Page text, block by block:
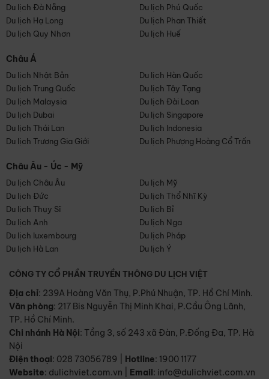
Du lịch Đà Nẵng
Du lịch Phú Quốc
Du lịch Hạ Long
Du lịch Phan Thiết
Du lịch Quy Nhơn
Du lịch Huế
Châu Á
Du lịch Nhật Bản
Du lịch Hàn Quốc
Du lịch Trung Quốc
Du lịch Tây Tạng
Du lịch Malaysia
Du lịch Đài Loan
Du lịch Dubai
Du lịch Singapore
Du lịch Thái Lan
Du lịch Indonesia
Du lịch Trương Gia Giới
Du lịch Phượng Hoàng Cổ Trấn
Châu Âu - Úc - Mỹ
Du lịch Châu Âu
Du lịch Mỹ
Du lịch Đức
Du lịch Thổ Nhĩ Kỳ
Du lịch Thụy Sĩ
Du lịch Bỉ
Du lịch Anh
Du lịch Nga
Du lịch luxembourg
Du lịch Pháp
Du lịch Hà Lan
Du lịch Ý
CÔNG TY CỔ PHẦN TRUYỀN THÔNG DU LỊCH VIỆT
Địa chỉ: 239A Hoàng Văn Thụ, P.Phú Nhuận, TP. Hồ Chí Minh.
Văn phòng: 217 Bis Nguyễn Thị Minh Khai, P.Cầu Ông Lãnh,
TP. Hồ Chí Minh.
Chi nhánh Hà Nội: Tầng 3, số 243 xã Đàn, P.Đống Đa, TP. Hà
Nội
Điện thoại: 028 73056789 Hotline: 1900 1177
Website: dulichviet.com.vn Email: info@dulichviet.com.vn